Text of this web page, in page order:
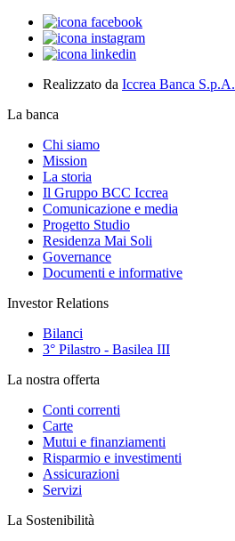
Realizzato da Iccrea Banca S.p.A.
La banca
Chi siamo
Mission
La storia
Il Gruppo BCC Iccrea
Comunicazione e media
Progetto Studio
Residenza Mai Soli
Governance
Documenti e informative
Investor Relations
Bilanci
3° Pilastro - Basilea III
La nostra offerta
Conti correnti
Carte
Mutui e finanziamenti
Risparmio e investimenti
Assicurazioni
Servizi
La Sostenibilità